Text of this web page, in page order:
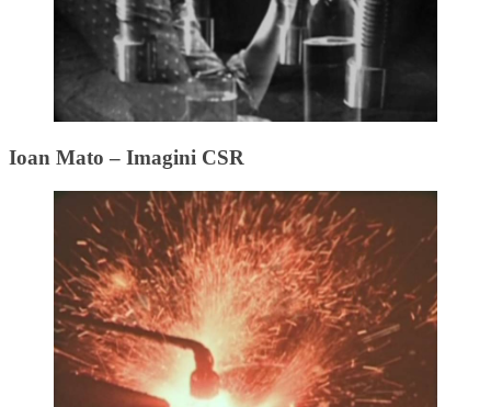
Ioan Mato – Imagini CSR